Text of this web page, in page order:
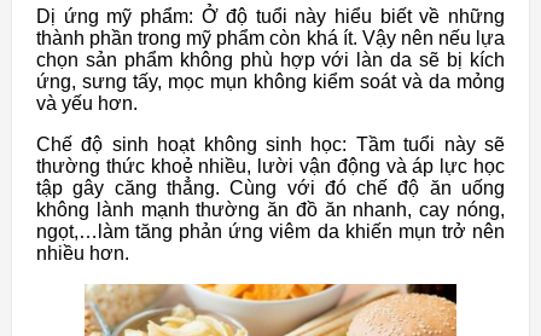
Dị ứng mỹ phẩm: Ở độ tuổi này hiểu biết về những
thành phần trong mỹ phẩm còn khá ít. Vậy nên nếu lựa
chọn sản phẩm không phù hợp với làn da sẽ bị kích
ứng, sưng tấy, mọc mụn không kiểm soát và da mỏng
và yếu hơn.
Chế độ sinh hoạt không sinh học: Tầm tuổi này sẽ
thường thức khoẻ nhiều, lười vận động và áp lực học
tập gây căng thẳng. Cùng với đó chế độ ăn uống
không lành mạnh thường ăn đồ ăn nhanh, cay nóng,
ngọt,…làm tăng phản ứng viêm da khiến mụn trở nên
nhiều hơn.